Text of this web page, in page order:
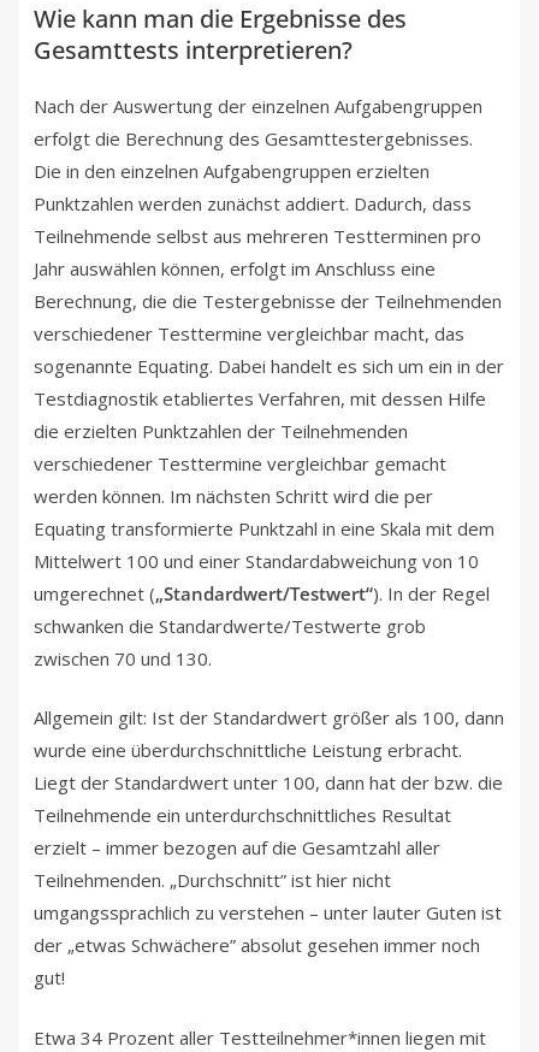
Wie kann man die Ergebnisse des
Gesamttests interpretieren?
Nach der Auswertung der einzelnen Aufgabengruppen
erfolgt die Berechnung des Gesamttestergebnisses.
Die in den einzelnen Aufgabengruppen erzielten
Punktzahlen werden zunächst addiert. Dadurch, dass
Teilnehmende selbst aus mehreren Testterminen pro
Jahr auswählen können, erfolgt im Anschluss eine
Berechnung, die die Testergebnisse der Teilnehmenden
verschiedener Testtermine vergleichbar macht, das
sogenannte Equating. Dabei handelt es sich um ein in der
Testdiagnostik etabliertes Verfahren, mit dessen Hilfe
die erzielten Punktzahlen der Teilnehmenden
verschiedener Testtermine vergleichbar gemacht
werden können. Im nächsten Schritt wird die per
Equating transformierte Punktzahl in eine Skala mit dem
Mittelwert 100 und einer Standardabweichung von 10
umgerechnet („Standardwert/Testwert“). In der Regel
schwanken die Standardwerte/Testwerte grob
zwischen 70 und 130.
Allgemein gilt: Ist der Standardwert größer als 100, dann
wurde eine überdurchschnittliche Leistung erbracht.
Liegt der Standardwert unter 100, dann hat der bzw. die
Teilnehmende ein unterdurchschnittliches Resultat
erzielt – immer bezogen auf die Gesamtzahl aller
Teilnehmenden. „Durchschnitt” ist hier nicht
umgangssprachlich zu verstehen – unter lauter Guten ist
der „etwas Schwächere” absolut gesehen immer noch
gut!
Etwa 34 Prozent aller Testteilnehmer*innen liegen mit